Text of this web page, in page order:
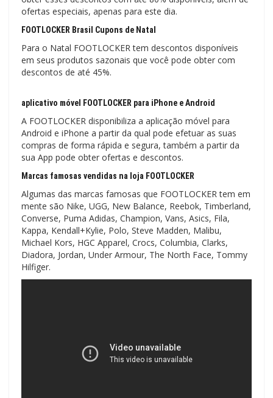
ofertas especiais, apenas para este dia.
FOOTLOCKER Brasil Cupons de Natal
Para o Natal FOOTLOCKER tem descontos disponíveis
em seus produtos sazonais que você pode obter com
descontos de até 45%.
aplicativo móvel FOOTLOCKER para iPhone e Android
A FOOTLOCKER disponibiliza a aplicação móvel para
Android e iPhone a partir da qual pode efetuar as suas
compras de forma rápida e segura, também a partir da
sua App pode obter ofertas e descontos.
Marcas famosas vendidas na loja FOOTLOCKER
Algumas das marcas famosas que FOOTLOCKER tem em
mente são Nike, UGG, New Balance, Reebok, Timberland,
Converse, Puma Adidas, Champion, Vans, Asics, Fila,
Kappa, Kendall+Kylie, Polo, Steve Madden, Malibu,
Michael Kors, HGC Apparel, Crocs, Columbia, Clarks,
Diadora, Jordan, Under Armour, The North Face, Tommy
Hilfiger.